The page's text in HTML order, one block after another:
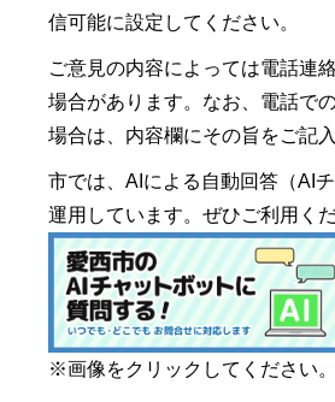
信可能に設定してください。
ご意見の内容によっては電話連
場合があります。なお、電話で
場合は、内容欄にその旨をご記入
市では、AIによる自動回答（AI
運用しています。ぜひご利用くだ
※画像をクリックしてください。